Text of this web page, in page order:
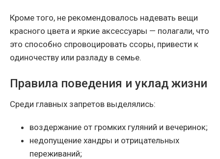
Кроме того, не рекомендовалось надевать вещи
красного цвета и яркие аксессуары — полагали, что
это способно спровоцировать ссоры, привести к
одиночеству или разладу в семье.
Правила поведения и уклад жизни
Среди главных запретов выделялись:
воздержание от громких гуляний и вечеринок;
недопущение хандры и отрицательных
переживаний;